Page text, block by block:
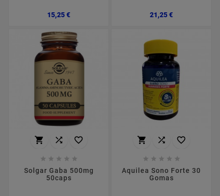
15,25 €Preço 21,25 €Preço
  
    
Solgar Gaba 500mg
50caps
  
    
Aquilea Sono Forte 30
Gomas